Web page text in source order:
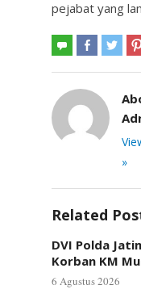
pejabat yang
»
Related
DVI Polda
Korban KM
6 Agustus 2026